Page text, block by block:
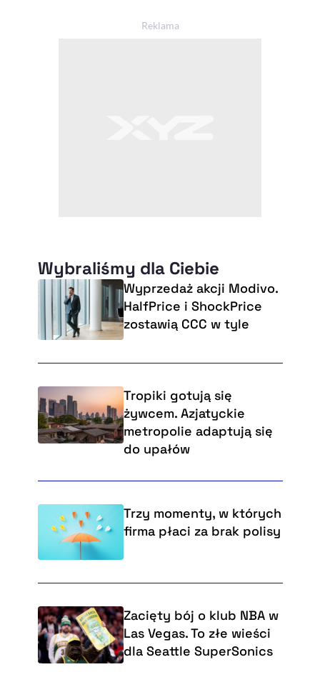
Wybraliśmy dla Ciebie
Wyprzedaż akcji Modivo.
HalfPrice i ShockPrice
zostawią CCC w tyle
Tropiki gotują się
żywcem. Azjatyckie
metropolie adaptują się
do upałów
Trzy momenty, w których
firma płaci za brak polisy
Zacięty bój o klub NBA w
Las Vegas. To złe wieści
dla Seattle SuperSonics